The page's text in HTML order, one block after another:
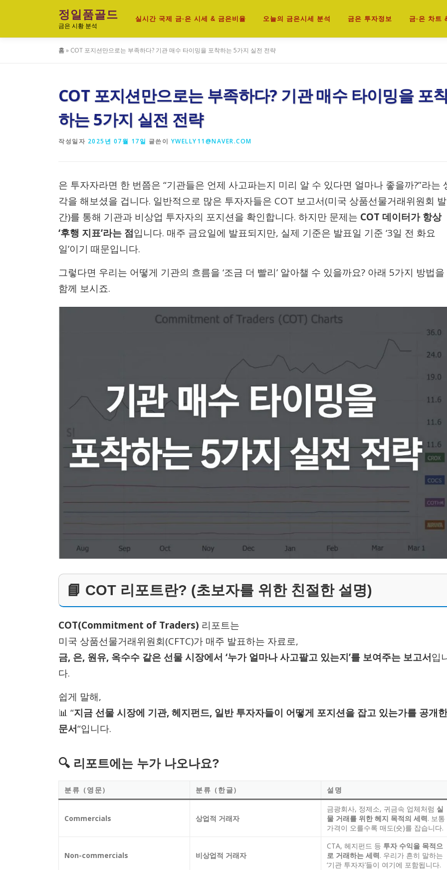
로
정일품골드
금은 시황 분석
실시간 국제 금·은 시세 & 금은비율 오늘의 금은시세 분석 금은 투자정보 금·은 차트
홈» COT 포지션만으로는 부족하다? 기관 매수 타이밍을 포착하는 5가지 실전 전략
COT 포지션만으로는 부족하다? 기관 매수 타이밍을 포
하는 5가지 실전 전략
작성일자 2025년 07월 17일 글쓴이 YWELLY11@NAVER.COM
은 투자자라면 한 번쯤은 “기관들은 언제 사고파는지 미리 알 수 있다면 얼마나 좋을까?”라는
각을 해보셨을 겁니다. 일반적으로 많은 투자자들은 COT 보고서(미국 상품선물거래위원회 발
간)를 통해 기관과 비상업 투자자의 포지션을 확인합니다. 하지만 문제는 COT 데이터가 항상
‘후행 지표’라는 점입니다. 매주 금요일에 발표되지만, 실제 기준은 발표일 기준 ‘3일 전 화요
일’이기 때문입니다.
그렇다면 우리는 어떻게 기관의 흐름을 ‘조금 더 빨리’ 알아챌 수 있을까요? 아래 5가지 방법을
함께 보시죠.
📘 COT 리포트란? (초보자를 위한 친절한 설명)
COT(Commitment of Traders) 리포트는
미국 상품선물거래위원회(CFTC)가 매주 발표하는 자료로,
금, 은, 원유, 옥수수 같은 선물 시장에서 ‘누가 얼마나 사고팔고 있는지’를 보여주는 보고서입
다.
쉽게 말해,
📊 “지금 선물 시장에 기관, 헤지펀드, 일반 투자자들이 어떻게 포지션을 잡고 있는가를 공개한
문서“입니다.
🔍 리포트에는 누가 나오나요?
분류 (영문) 분류 (한글) 설명
Commercials 상업적 거래자
금광회사, 정제소, 귀금속 업체처럼 실
물 거래를 위한 헤지 목적의 세력. 보통
가격이 오를수록 매도(숏)를 잡습니다.
Non-commercials 비상업적 거래자
CTA, 헤지펀드 등 투자 수익을 목적으
로 거래하는 세력. 우리가 흔히 말하는
‘기관 투자자’들이 여기에 포함됩니다.